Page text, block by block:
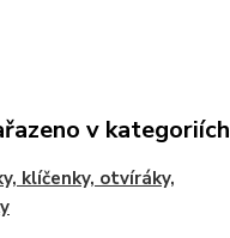
v kategoriích
klíčenky, otvíráky,